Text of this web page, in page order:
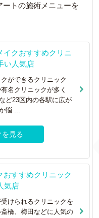
トの施術メニューを
イクおすすめクリニ
い人気店
ができるクリニック
名クリニックが多く
ど23区内の各駅に広が
悩 ...
を見る
おすすめクリニック
気店
けられるクリニックを
橋、梅田などに人気の